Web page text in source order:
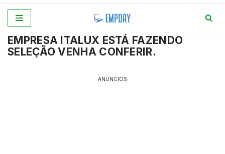
para
o
EMPRESA ITALUX ESTÁ FAZENDO
SELEÇÃO VENHA CONFERIR.
ANÚNCIOS